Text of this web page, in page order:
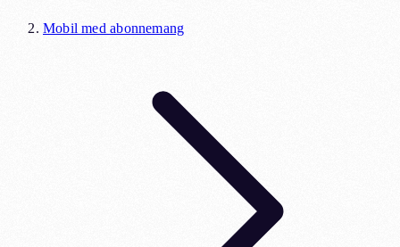
Mobil med abonnemang